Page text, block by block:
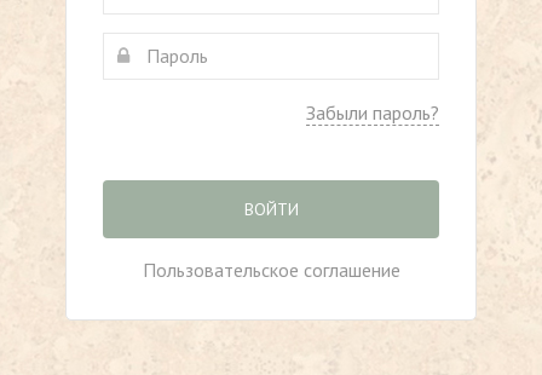
Забыли пароль?
ВОЙТИ
Пользовательское соглашение